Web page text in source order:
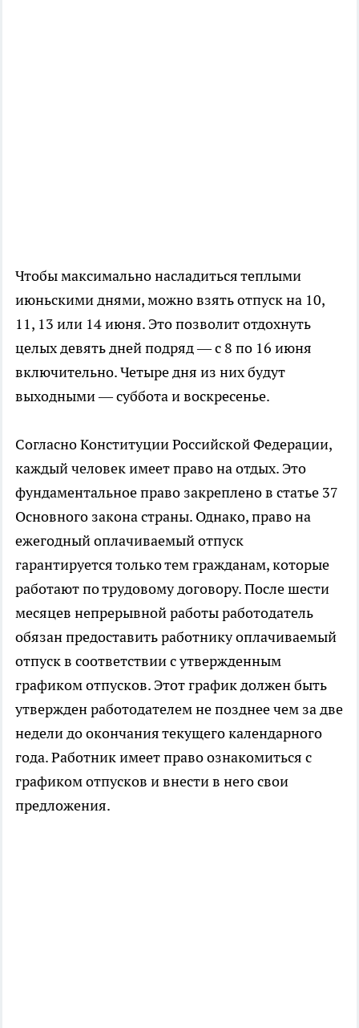
Чтобы максимально насладиться теплыми
июньскими днями, можно взять отпуск на 10,
11, 13 или 14 июня. Это позволит отдохнуть
целых девять дней подряд — с 8 по 16 июня
включительно. Четыре дня из них будут
выходными — суббота и воскресенье.
Согласно Конституции Российской Федерации,
каждый человек имеет право на отдых. Это
фундаментальное право закреплено в статье 37
Основного закона страны. Однако, право на
ежегодный оплачиваемый отпуск
гарантируется только тем гражданам, которые
работают по трудовому договору. После шести
месяцев непрерывной работы работодатель
обязан предоставить работнику оплачиваемый
отпуск в соответствии с утвержденным
графиком отпусков. Этот график должен быть
утвержден работодателем не позднее чем за две
недели до окончания текущего календарного
года. Работник имеет право ознакомиться с
графиком отпусков и внести в него свои
предложения.